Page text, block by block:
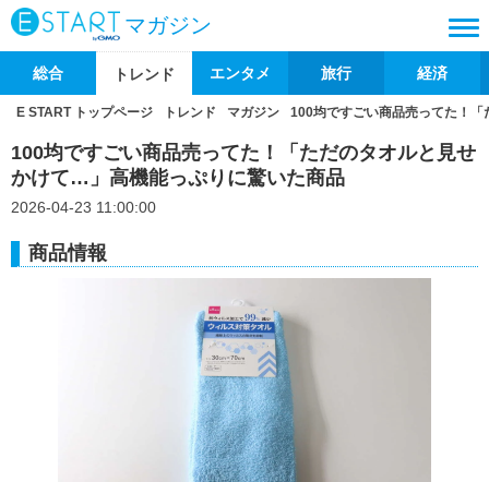
マガジン
総合 トレンド エンタメ 旅行 経済
E START トップページ トレンド マガジン 100均ですごい商品売ってた！
100均ですごい商品売ってた！「ただのタオルと見せ
かけて…」高機能っぷりに驚いた商品
2026-04-23 11:00:00
商品情報